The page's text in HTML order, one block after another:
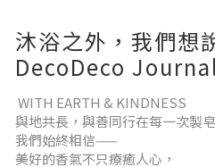
沐浴之外，我們想
DecoDeco
WITH EARTH & KINDNESS
與地共長，與善同行在每一次製
我們始終相信——
美好的香氣不只療癒人心，